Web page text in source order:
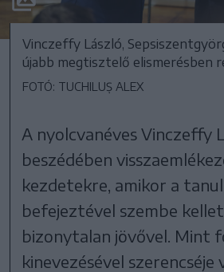
Vinczeffy László,
újabb megtisztelő elismerésben
FOTÓ: TUCHILUȘ ALEX
A nyolcvanéves Vinczeffy
beszédében
kezdetekre, amikor a
befejeztével szembe
bizonytalan jövővel. Mint
kinevezésével szerencséje